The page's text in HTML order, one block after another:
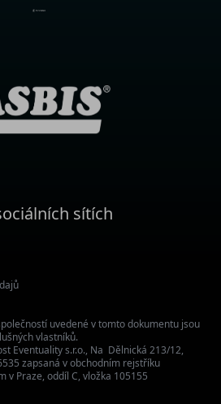
sítích
uvedené v tomto dokumentu jsou
vlastníků.
Eventuality s.r.o., Na Dělnická 213/12,
zapsaná v obchodním rejstříku
v Praze, oddíl C, vložka 105155